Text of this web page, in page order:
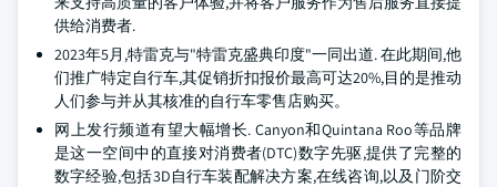
供给消费者.
2023年5月,特雷克与"特雷克盛典印度"一同出道. 在此期间,他
们推广特定自行车,其促销折扣报价最高可达20%,目的是推动
人们参与并从其核准的自行车零售店购买。
网上发行频道有望大幅增长. Canyon和Quintana Roo等品牌
是这一空间中的直接对消费者(DTC)数字先驱,提供了完整的
数字经验,包括3D自行车装配解决方案,在线咨询,以及门阶交